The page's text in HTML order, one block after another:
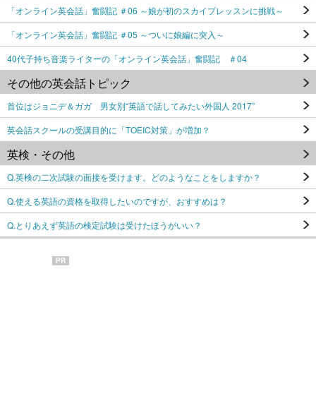
「オンライン英会話」奮闘記 ＃06 ～娘が初のスカイプレッスンに挑戦～
「オンライン英会話」奮闘記 ＃05 ～ついに娘編に突入～
40代子持ち音楽ライターの「オンライン英会話」奮闘記 ＃04
その他の英会話トピック
首位はジョニデ＆ガガ 男女別“英語で話してみたい外国人 2017”
英会話スクールの受講目的に「TOEIC対策」が増加？
英検・その他
Q.英検の二次試験の面接を受けます。どのようなことをしますか？
Q.使える英語の資格を取得したいのですが、おすすめは？
Q.とりあえず英語の検定試験は受けたほうがいい？
PR